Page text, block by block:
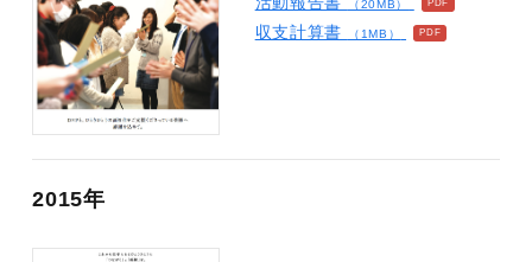
（20MB）
収支計算書 （1MB）
2015年